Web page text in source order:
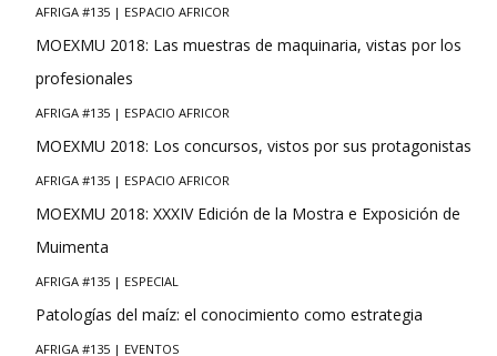
AFRIGA #135 | ESPACIO AFRICOR
MOEXMU 2018: Las muestras de maquinaria, vistas por los
profesionales
AFRIGA #135 | ESPACIO AFRICOR
MOEXMU 2018: Los concursos, vistos por sus protagonistas
AFRIGA #135 | ESPACIO AFRICOR
MOEXMU 2018: XXXIV Edición de la Mostra e Exposición de
Muimenta
AFRIGA #135 | ESPECIAL
Patologías del maíz: el conocimiento como estrategia
AFRIGA #135 | EVENTOS